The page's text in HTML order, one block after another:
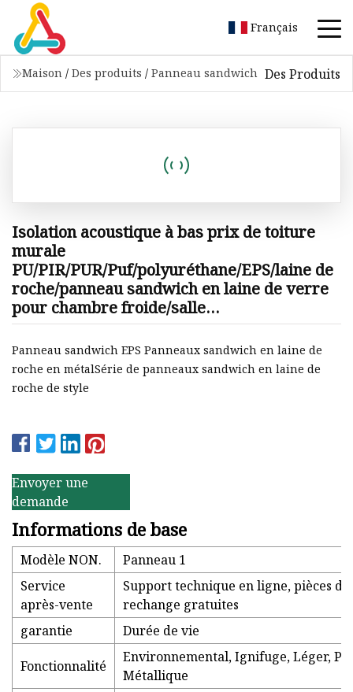
Français
Maison / Des produits / Panneau sandwich Des Produits
Isolation acoustique à bas prix de toiture
murale
PU/PIR/PUR/Puf/polyuréthane/EPS/laine de
roche/panneau sandwich en laine de verre
pour chambre froide/salle
blanche/entrepôt/atelier
Panneau sandwich EPS Panneaux sandwich en laine de
roche en métalSérie de panneaux sandwich en laine de
roche de style
Envoyer une
demande
Informations de base
Modèle NON.
Panneau 1
Service
après-vente
Support technique en ligne, pièces de
rechange gratuites
garantie
Durée de vie
Fonctionnalité
Environnemental, Ignifuge, Léger,
Métallique